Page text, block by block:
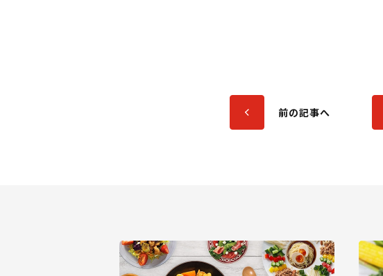
前の記事へ